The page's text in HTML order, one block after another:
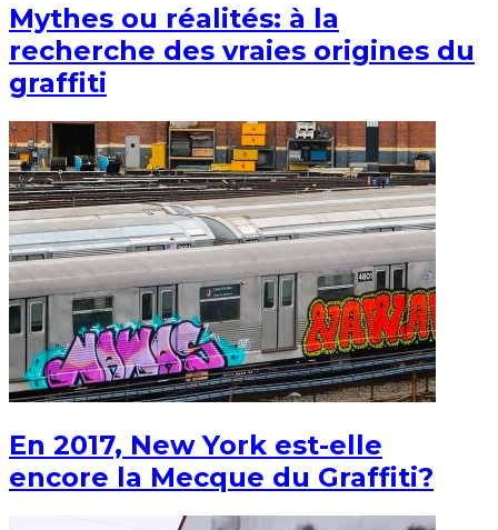
Mythes ou réalités: à la
recherche des vraies origines du
graffiti
En 2017, New York est-elle
encore la Mecque du Graffiti?